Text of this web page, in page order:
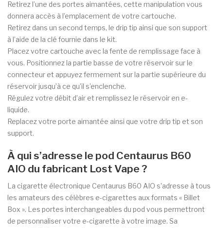
Retirez l’une des portes aimantées, cette manipulation vous
donnera accès à l’emplacement de votre cartouche.
Retirez dans un second temps, le drip tip ainsi que son support
à l’aide de la clé fournie dans le kit.
Placez votre cartouche avec la fente de remplissage face à
vous. Positionnez la partie basse de votre réservoir sur le
connecteur et appuyez fermement sur la partie supérieure du
réservoir jusqu’à ce qu’il s’enclenche.
Régulez votre débit d’air et remplissez le réservoir en e-
liquide.
Replacez votre porte aimantée ainsi que votre drip tip et son
support.
À qui s’adresse le pod Centaurus B60
AIO du fabricant Lost Vape ?
La cigarette électronique Centaurus B60 AIO s’adresse à tous
les amateurs des célèbres e-cigarettes aux formats « Billet
Box ». Les portes interchangeables du pod vous permettront
de personnaliser votre e-cigarette à votre image. Sa